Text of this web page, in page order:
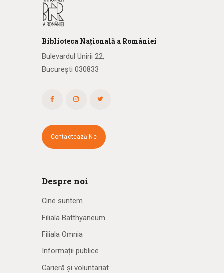
Biblioteca Națională a României
Bulevardul Unirii 22,
București 030833
Contactează-Ne
Despre noi
Cine suntem
Filiala Batthyaneum
Filiala Omnia
Informații publice
Carieră și voluntariat